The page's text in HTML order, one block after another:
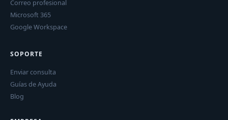
Correo profesional
Microsoft 365
Google Workspace
SOPORTE
Enviar consulta
Guías de Ayuda
Blog